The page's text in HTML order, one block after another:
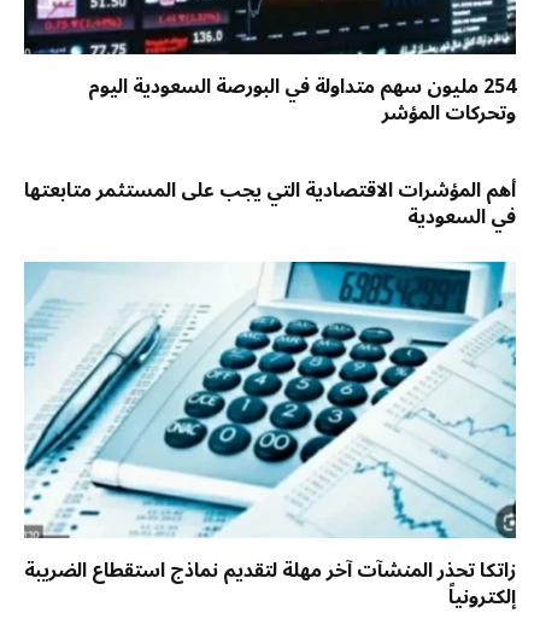
254 مليون سهم متداولة في البورصة السعودية اليوم
وتحركات المؤشر
أهم المؤشرات الاقتصادية التي يجب على المستثمر متابعتها
في السعودية
زاتكا تحذر المنشآت آخر مهلة لتقديم نماذج استقطاع الضريبة
إلكترونياً